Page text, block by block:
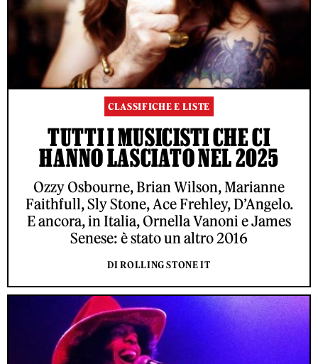
CLASSIFICHE E LISTE
TUTTI I MUSICISTI CHE CI
HANNO LASCIATO NEL 2025
Ozzy Osbourne, Brian Wilson, Marianne
Faithfull, Sly Stone, Ace Frehley, D’Angelo.
E ancora, in Italia, Ornella Vanoni e James
Senese: è stato un altro 2016
DI ROLLING STONE IT